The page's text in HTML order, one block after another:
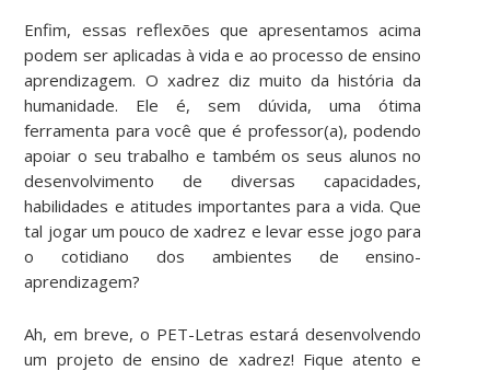
Enfim, essas reflexões que apresentamos acima
podem ser aplicadas à vida e ao processo de ensino
aprendizagem. O xadrez diz muito da história da
humanidade. Ele é, sem dúvida, uma ótima
ferramenta para você que é professor(a), podendo
apoiar o seu trabalho e também os seus alunos no
desenvolvimento de diversas capacidades,
habilidades e atitudes importantes para a vida. Que
tal jogar um pouco de xadrez e levar esse jogo para
o cotidiano dos ambientes de ensino-
aprendizagem?
Ah, em breve, o PET-Letras estará desenvolvendo
um projeto de ensino de xadrez! Fique atento e